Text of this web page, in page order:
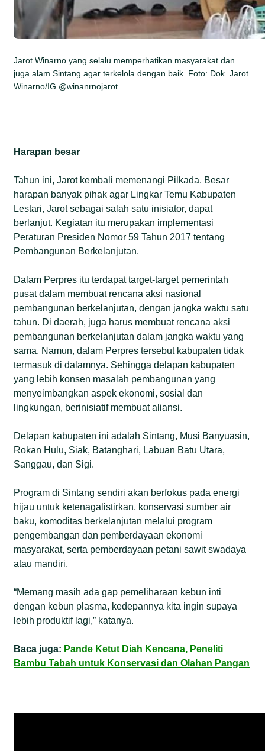
Jarot Winarno yang selalu memperhatikan masyarakat dan
juga alam Sintang agar terkelola dengan baik. Foto: Dok. Jarot
Winarno/IG @winanrnojarot
Harapan besar
Tahun ini, Jarot kembali memenangi Pilkada. Besar
harapan banyak pihak agar Lingkar Temu Kabupaten
Lestari, Jarot sebagai salah satu inisiator, dapat
berlanjut. Kegiatan itu merupakan implementasi
Peraturan Presiden Nomor 59 Tahun 2017 tentang
Pembangunan Berkelanjutan.
Dalam Perpres itu terdapat target-target pemerintah
pusat dalam membuat rencana aksi nasional
pembangunan berkelanjutan, dengan jangka waktu satu
tahun. Di daerah, juga harus membuat rencana aksi
pembangunan berkelanjutan dalam jangka waktu yang
sama. Namun, dalam Perpres tersebut kabupaten tidak
termasuk di dalamnya. Sehingga delapan kabupaten
yang lebih konsen masalah pembangunan yang
menyeimbangkan aspek ekonomi, sosial dan
lingkungan, berinisiatif membuat aliansi.
Delapan kabupaten ini adalah Sintang, Musi Banyuasin,
Rokan Hulu, Siak, Batanghari, Labuan Batu Utara,
Sanggau, dan Sigi.
Program di Sintang sendiri akan berfokus pada energi
hijau untuk ketenagalistirkan, konservasi sumber air
baku, komoditas berkelanjutan melalui program
pengembangan dan pemberdayaan ekonomi
masyarakat, serta pemberdayaan petani sawit swadaya
atau mandiri.
“Memang masih ada gap pemeliharaan kebun inti
dengan kebun plasma, kedepannya kita ingin supaya
lebih produktif lagi,” katanya.
Baca juga: Pande Ketut Diah Kencana, Peneliti
Bambu Tabah untuk Konservasi dan Olahan Pangan